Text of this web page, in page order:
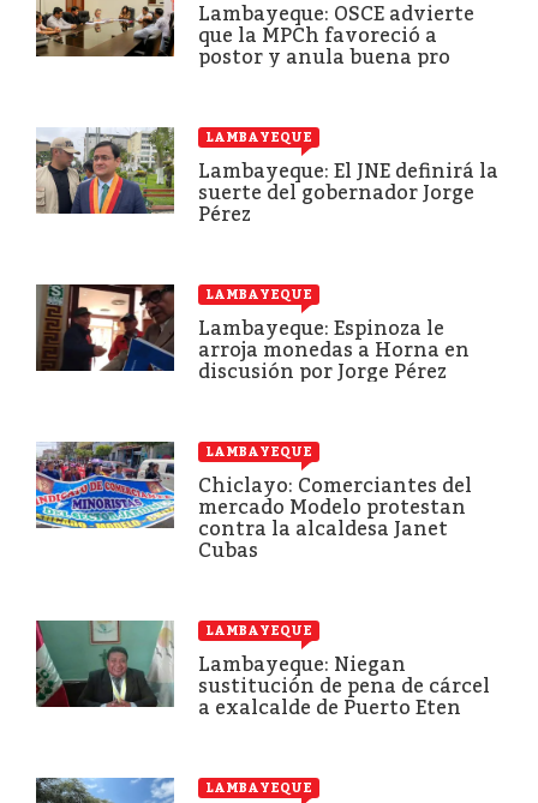
Lambayeque: OSCE advierte
que la MPCh favoreció a
postor y anula buena pro
LAMBAYEQUE
Lambayeque: El JNE definirá la
suerte del gobernador Jorge
Pérez
LAMBAYEQUE
Lambayeque: Espinoza le
arroja monedas a Horna en
discusión por Jorge Pérez
LAMBAYEQUE
Chiclayo: Comerciantes del
mercado Modelo protestan
contra la alcaldesa Janet
Cubas
LAMBAYEQUE
Lambayeque: Niegan
sustitución de pena de cárcel
a exalcalde de Puerto Eten
LAMBAYEQUE